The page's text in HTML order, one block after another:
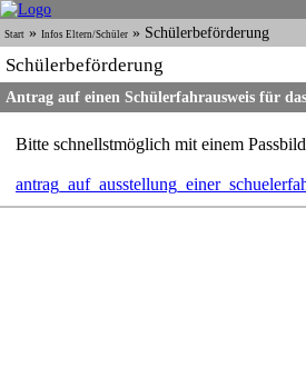
Start » Infos Eltern/Schüler » Schülerbeförderung
Schülerbeförderung
Antrag auf einen Schülerfahrausweis für
Bitte schnellstmöglich mit einem